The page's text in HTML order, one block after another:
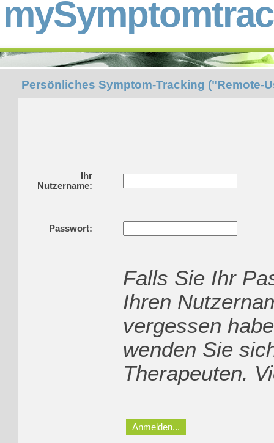
Persönliches Symptom-Tracking ("Remote-
Ihr
Nutzername:
Passwort:
Falls Sie Ihr
Ihren
vergessen
wenden Sie
Therapeuten.
Anmelden...